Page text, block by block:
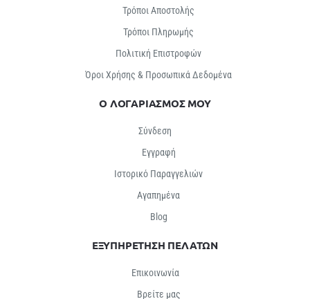
Τρόποι Αποστολής
Τρόποι Πληρωμής
Πολιτική Επιστροφών
Όροι Χρήσης & Προσωπικά Δεδομένα
Ο ΛΟΓΑΡΙΑΣΜΟΣ ΜΟΥ
Σύνδεση
Εγγραφή
Ιστορικό Παραγγελιών
Αγαπημένα
Βlog
ΕΞΥΠΗΡΕΤΗΣΗ ΠΕΛΑΤΩΝ
Επικοινωνία
Βρείτε μας